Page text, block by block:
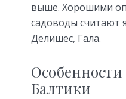
выше. Хорошими
садоводы считают
Делишес, Гала.
Балтики